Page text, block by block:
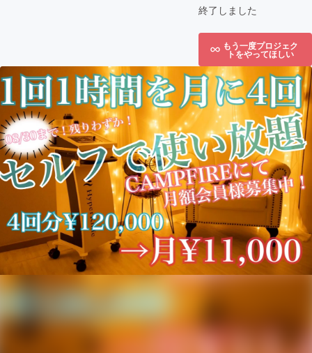
終了しました
もう一度プロジェク
トをやってほしい